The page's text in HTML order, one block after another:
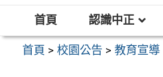
區
首頁 認識中正
首頁 >校園公告 >教育宣導